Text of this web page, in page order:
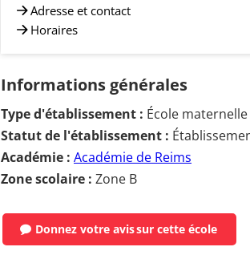
Adresse et contact
Horaires
Informations générales
Type d'établissement : École
Statut de l'établissement :
Académie : Académie de Reims
Zone scolaire : Zone B
Donnez votre avissur cette école